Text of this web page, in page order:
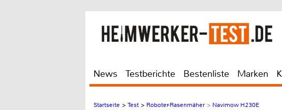
News Testberichte Bestenliste Marken
Startseite > Test > Roboter-Rasenmäher > Navimow H230E